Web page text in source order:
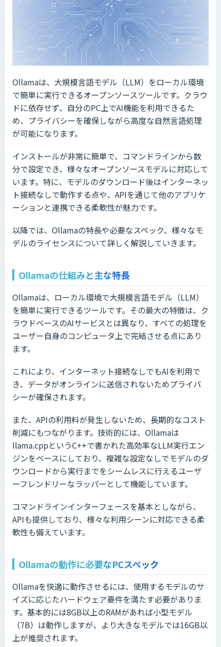
Ollamaは、大規模言語モデル（LLM）をローカル環境
で簡単に実行できるオープンソースツールです。クラウ
ドに依存せず、自分のPC上でAI機能を利用できるた
め、プライバシーを確保しながら高度な自然言語処理
が可能になります。
インストールが非常に簡単で、コマンドラインから数
分で設定でき、様々なオープンソースモデルに対応して
います。特に、モデルのダウンロード後はインターネッ
ト接続なしで動作する点や、APIを通じて他のアプリケ
ーションと連携できる柔軟性が魅力です。
以降では、Ollamaの特長や必要なスペック、様々なモ
デルのライセンスについて詳しく解説していきます。
Ollamaの仕組みと主な特長
Ollamaは、ローカル環境で大規模言語モデル（LLM）
を簡単に実行できるツールです。その最大の特徴は、ク
ラウドベースのAIサービスとは異なり、すべての処理を
ユーザー自身のコンピュータ上で完結させる点にあり
ます。
これにより、インターネット接続なしでもAIを利用で
き、データがオンラインに送信されないためプライバ
シーが確保されます。
また、APIの利用料が発生しないため、長期的なコスト
削減にもつながります。技術的には、Ollamaは
llama.cppというC++で書かれた高効率なLLM実行エン
ジンをベースにしており、複雑な設定なしでモデルのダ
ウンロードから実行までをシームレスに行えるユーザ
ーフレンドリーなラッパーとして機能しています。
コマンドラインインターフェースを基本としながら、
APIも提供しており、様々な利用シーンに対応できる柔
軟性も備えています。
Ollamaの動作に必要なPCスペック
Ollamaを快適に動作させるには、使用するモデルのサ
イズに応じたハードウェア要件を満たす必要がありま
す。基本的には8GB以上のRAMがあれば小型モデル
（7B）は動作しますが、より大きなモデルでは16GB以
上が推奨されます。